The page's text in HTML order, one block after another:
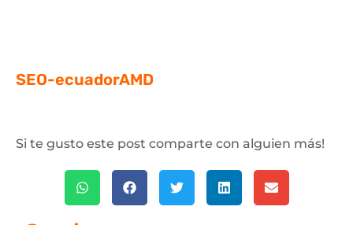
SEO-ecuadorAMD
Si te gusto este post comparte con alguien más!